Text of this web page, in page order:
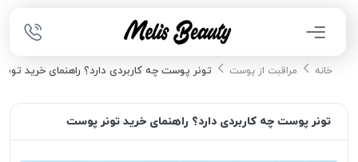
خانه مراقبت از پوست تونر پوست چه کاربردی دارد؟ راهنمای خرید
تونر پوست چه کاربردی دارد؟ راهنمای خرید تونر پوست